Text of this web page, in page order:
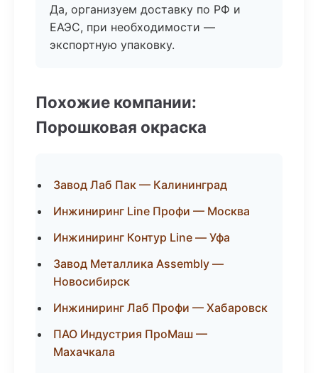
Да, организуем доставку по РФ и
ЕАЭС, при необходимости —
экспортную упаковку.
Похожие компании:
Порошковая окраска
Завод Лаб Пак — Калининград
Инжиниринг Line Профи — Москва
Инжиниринг Контур Line — Уфа
Завод Металлика Assembly —
Новосибирск
Инжиниринг Лаб Профи — Хабаровск
ПАО Индустрия ПроМаш —
Махачкала